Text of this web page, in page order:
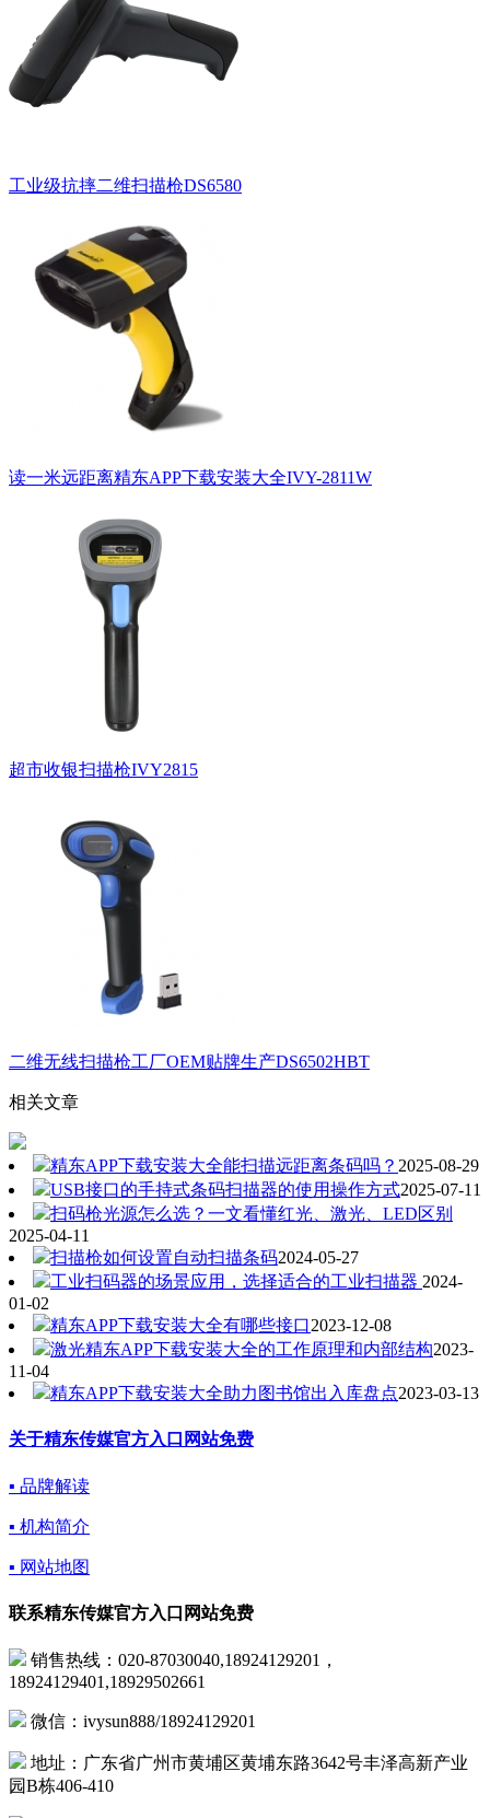
工业级抗摔二维扫描枪DS6580
读一米远距离精东APP下载安装大全IVY-2811W
超市收银扫描枪IVY2815
二维无线扫描枪工厂OEM贴牌生产DS6502HBT
相关文章
精东APP下载安装大全能扫描远距离条码吗？ 2025-08-29
USB接口的手持式条码扫描器的使用操作方式2025-07-11
扫码枪光源怎么选？一文看懂红光、激光、LED区别
2025-04-11
扫描枪如何设置自动扫描条码2024-05-27
工业扫码器的场景应用，选择适合的工业扫描器 2024-
01-02
精东APP下载安装大全有哪些接口2023-12-08
激光精东APP下载安装大全的工作原理和内部结构2023-
11-04
精东APP下载安装大全助力图书馆出入库盘点2023-03-13
关于精东传媒官方入口网站免费
▪ 品牌解读
▪ 机构简介
▪ 网站地图
联系精东传媒官方入口网站免费
销售热线：020-87030040,18924129201，
18924129401,18929502661
微信：ivysun888/18924129201
地址：广东省广州市黄埔区黄埔东路3642号丰泽高新产业
园B栋406-410